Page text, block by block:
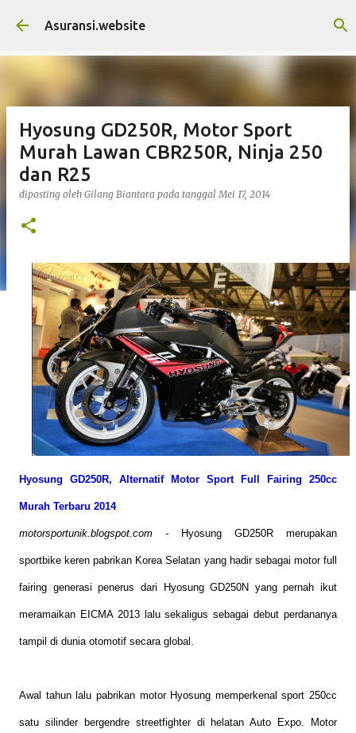
Langsung ke konten utama
Asuransi.website
Hyosung GD250R, Motor Sport
Murah Lawan CBR250R, Ninja 250
dan R25
diposting oleh Gilang Biantara pada tanggalMei 17, 2014
Hyosung GD250R, Alternatif Motor Sport Full Fairing 250cc
Murah Terbaru 2014
motorsportunik.blogspot.com - Hyosung GD250R merupakan
sportbike keren pabrikan Korea Selatan yang hadir sebagai motor full
fairing generasi penerus dari Hyosung GD250N yang pernah ikut
meramaikan EICMA 2013 lalu sekaligus sebagai debut perdananya
tampil di dunia otomotif secara global.
Awal tahun lalu pabrikan motor Hyosung memperkenal sport 250cc
satu silinder bergendre streetfighter di helatan Auto Expo. Motor